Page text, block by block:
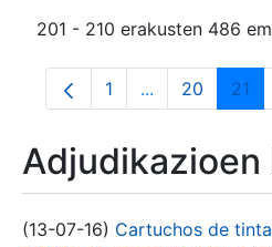
201 - 210 erakusten 486
Orrialdea
1 ...Intermediate
Orrialdea
20 21
Adjudikazioen
(13-07-16) Cartuchos de